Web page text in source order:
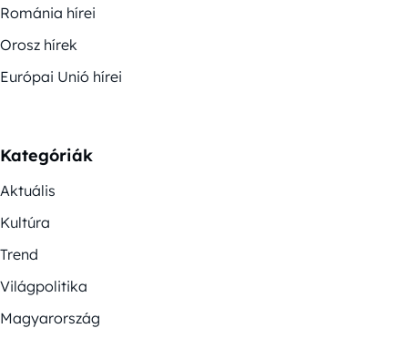
Románia hírei
Orosz hírek
Európai Unió hírei
Kategóriák
Aktuális
Kultúra
Trend
Világpolitika
Magyarország